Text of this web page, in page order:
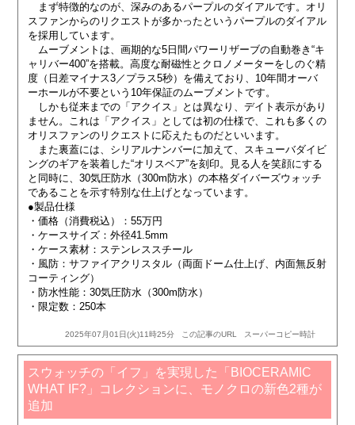
まず特徴的なのが、深みのあるパープルのダイアルです。オリ
スファンからのリクエストが多かったというパープルのダイアル
を採用しています。
ムーブメントは、画期的な5日間パワーリザーブの自動巻き“キ
ャリバー400”を搭載。高度な耐磁性とクロノメーターをしのぐ精
度（日差マイナス3／プラス5秒）を備えており、10年間オーバ
ーホールが不要という10年保証のムーブメントです。
しかも従来までの「アクイス」とは異なり、デイト表示があり
ません。これは「アクイス」としては初の仕様で、これも多くの
オリスファンのリクエストに応えたものだといいます。
また裏蓋には、シリアルナンバーに加えて、スキューバダイビ
ングのギアを装着した“オリスベア”を刻印。見る人を笑顔にする
と同時に、30気圧防水（300m防水）の本格ダイバーズウォッチ
であることを示す特別な仕上げとなっています。
●製品仕様
・価格（消費税込）：55万円
・ケースサイズ：外径41.5mm
・ケース素材：ステンレススチール
・風防：サファイアクリスタル（両面ドーム仕上げ、内面無反射
コーティング）
・防水性能：30気圧防水（300m防水）
・限定数：250本
2025年07月01日(火)11時25分 この記事のURL スーパーコピー時計
スウォッチの「イフ」を実現した「BIOCERAMIC
WHAT IF?」コレクションに、モノクロの新色2種が
追加